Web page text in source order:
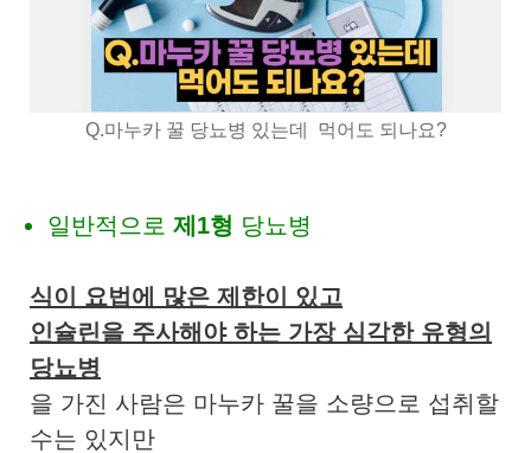
Q.마누카 꿀 당뇨병 있는데 먹어도 되나요?
일반적으로 제1형 당뇨병
식이 요법에 많은 제한이 있고
인슐린을 주사해야 하는 가장 심각한 유형의
당뇨병
을 가진 사람은 마누카 꿀을 소량으로 섭취할
수는 있지만